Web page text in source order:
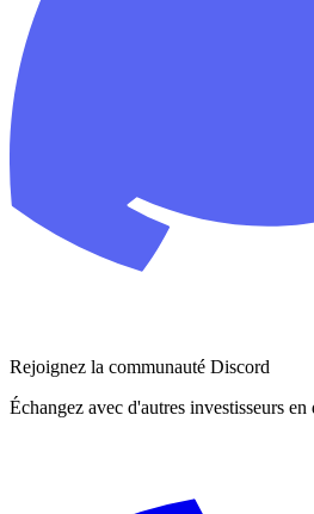
Rejoignez la communauté Discord
Échangez avec d'autres investisseurs